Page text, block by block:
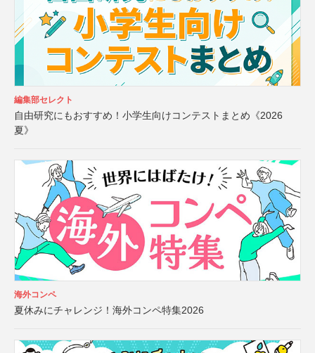
編集部セレクト
自由研究にもおすすめ！小学生向けコンテストまとめ《2026
夏》
海外コンペ
夏休みにチャレンジ！海外コンペ特集2026